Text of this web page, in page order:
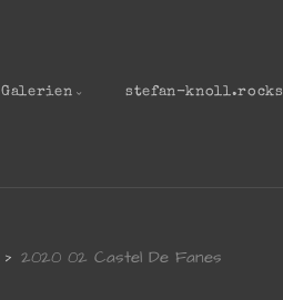
Galerien stefan-knoll.rocks
2020 02 Castel De Fanes